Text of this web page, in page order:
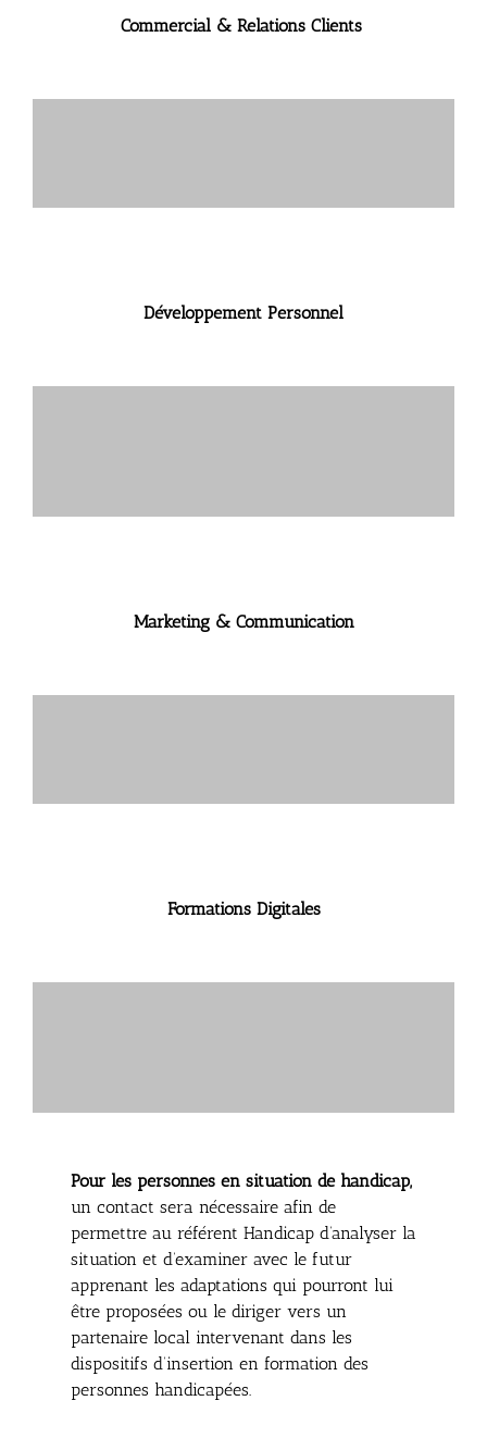
Commercial & Relations Clients
Développement Personnel
Marketing & Communication
Formations Digitales
Pour les personnes en situation de handicap,
un contact sera nécessaire afin de
permettre au référent Handicap d’analyser la
situation et d’examiner avec le futur
apprenant les adaptations qui pourront lui
être proposées ou le diriger vers un
partenaire local intervenant dans les
dispositifs d’insertion en formation des
personnes handicapées.